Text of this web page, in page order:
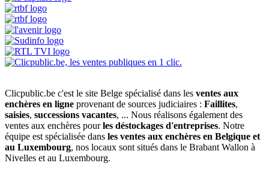
Clicpublic.be c'est le site Belge spécialisé dans les ventes aux
enchères en ligne provenant de sources judiciaires : Faillites,
saisies, successions vacantes, ... Nous réalisons également des
ventes aux enchères pourles déstockages d'entreprises. Notre
équipe est spécialisée dans les ventes aux enchères en Belgique et
au Luxembourg, nos locaux sont situés dans le Brabant Wallon à
Nivelles et au Luxembourg.